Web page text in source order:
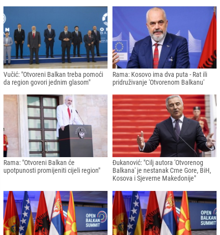
Vučić: "Otvoreni Balkan treba pomoći
da region govori jednim glasom"
Rama: Kosovo ima dva puta - Rat ili
pridruživanje 'Otvorenom Balkanu'
Rama: "Otvoreni Balkan će
upotpunosti promijeniti cijeli region"
Đukanović: "Cilj autora 'Otvorenog
Balkana' je nestanak Crne Gore, BiH,
Kosova i Sjeverne Makedonije"